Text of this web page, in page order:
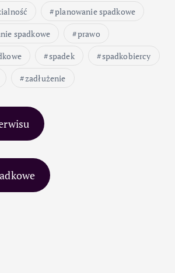
planowanie spadkowe
spadkowe
prawo
spadek
spadkobiercy
zadłużenie